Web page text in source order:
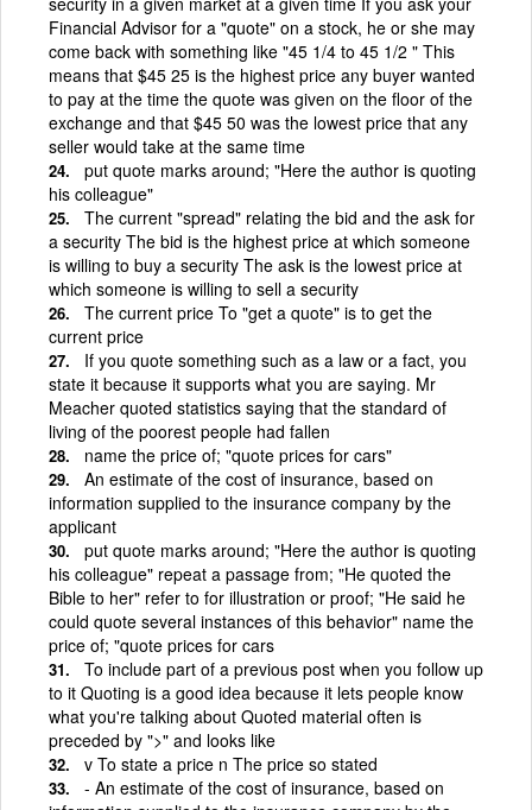
Financial Advisor for a "quote" on a stock, he or she may
come back with something like "45 1/4 to 45 1/2 " This
means that $45 25 is the highest price any buyer wanted
to pay at the time the quote was given on the floor of the
exchange and that $45 50 was the lowest price that any
seller would take at the same time
put quote marks around; "Here the author is quoting
his colleague"
The current "spread" relating the bid and the ask for
a security The bid is the highest price at which someone
is willing to buy a security The ask is the lowest price at
which someone is willing to sell a security
The current price To "get a quote" is to get the
current price
If you quote something such as a law or a fact, you
state it because it supports what you are saying. Mr
Meacher quoted statistics saying that the standard of
living of the poorest people had fallen
name the price of; "quote prices for cars"
An estimate of the cost of insurance, based on
information supplied to the insurance company by the
applicant
put quote marks around; "Here the author is quoting
his colleague" repeat a passage from; "He quoted the
Bible to her" refer to for illustration or proof; "He said he
could quote several instances of this behavior" name the
price of; "quote prices for cars
To include part of a previous post when you follow up
to it Quoting is a good idea because it lets people know
what you're talking about Quoted material often is
preceded by ">" and looks like
v To state a price n The price so stated
- An estimate of the cost of insurance, based on